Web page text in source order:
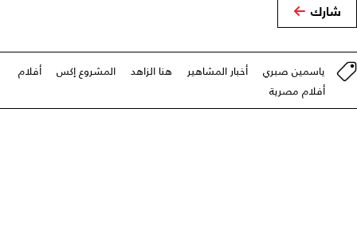
شارك
ياسمين صبري أخبار المشاهير هنا الزاهد المشروع إكس
أفلام
أفلام مصرية